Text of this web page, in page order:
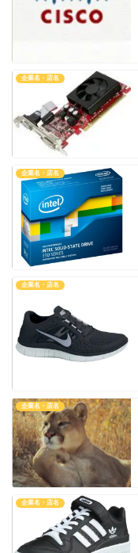
企業名・店名
企業名・店名
企業名・店名
企業名・店名
企業名・店名